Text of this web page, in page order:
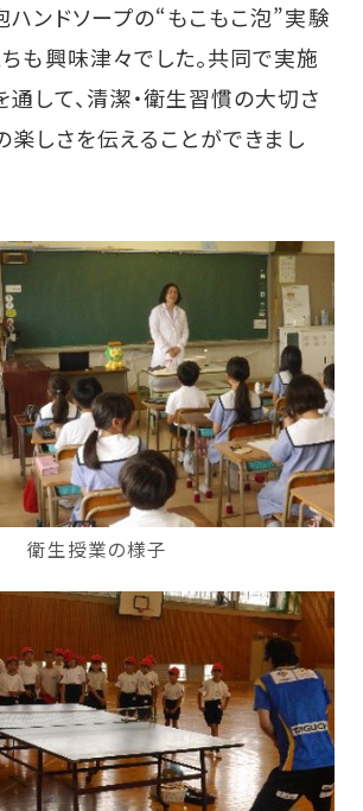
ンドソープの“もこもこ泡”実験
も興味津々でした。共同で実施
して、清潔・衛生習慣の大切さ
楽しさを伝えることができまし
衛生授業の様子